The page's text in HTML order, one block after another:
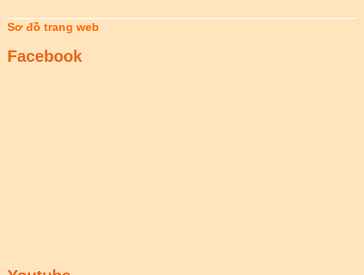
Sơ đồ trang web
Facebook